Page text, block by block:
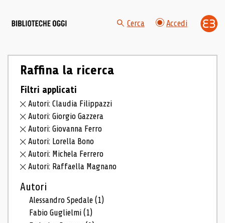
Cerca Accedi
Raffina la ricerca
Filtri applicati
Autori: Claudia Filippazzi
Autori: Giorgio Gazzera
Autori: Giovanna Ferro
Autori: Lorella Bono
Autori: Michela Ferrero
Autori: Raffaella Magnano
Autori
Alessandro Spedale(1)
Fabio Guglielmi(1)